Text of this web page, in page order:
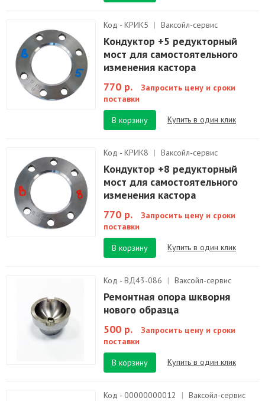
Код - КРИК5 | Ваксойл-сервис
Кондуктор +5 редукторный
мост для самостоятельного
изменения кастора
770 р.
Запросить цену и сроки
поставки
В корзину
Купить в один клик
Код - КРИК8 | Ваксойл-сервис
Кондуктор +8 редукторный
мост для самостоятельного
изменения кастора
770 р.
Запросить цену и сроки
поставки
В корзину
Купить в один клик
Код - ВД43-086 | Ваксойл-сервис
Ремонтная опора шкворня
нового образца
500 р.
Запросить цену и сроки
поставки
В корзину
Купить в один клик
Код - 00000000012 | Ваксойл-сервис